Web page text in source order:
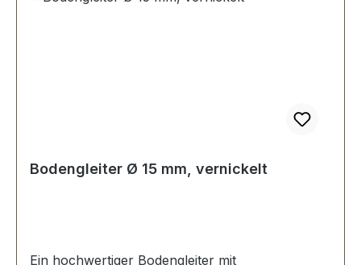
Bodengleiter Ø 15 mm, vernickelt
Ein hochwertiger Bodengleiter mit